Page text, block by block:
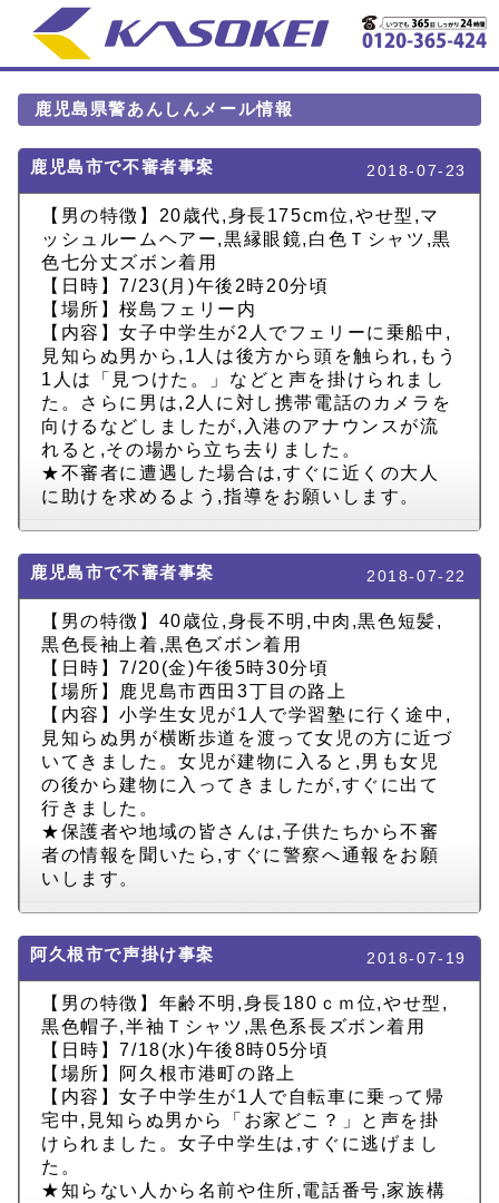
鹿児島県警あんしんメール情報
鹿児島市で不審者事案 2018-07-23
【男の特徴】20歳代,身長175cm位,やせ型,マ
ッシュルームヘアー,黒縁眼鏡,白色Ｔシャツ,黒
色七分丈ズボン着用
【日時】7/23(月)午後2時20分頃
【場所】桜島フェリー内
【内容】女子中学生が2人でフェリーに乗船中,
見知らぬ男から,1人は後方から頭を触られ,もう
1人は「見つけた。」などと声を掛けられまし
た。さらに男は,2人に対し携帯電話のカメラを
向けるなどしましたが,入港のアナウンスが流
れると,その場から立ち去りました。
★不審者に遭遇した場合は,すぐに近くの大人
に助けを求めるよう,指導をお願いします。
鹿児島市で不審者事案 2018-07-22
【男の特徴】40歳位,身長不明,中肉,黒色短髪,
黒色長袖上着,黒色ズボン着用
【日時】7/20(金)午後5時30分頃
【場所】鹿児島市西田3丁目の路上
【内容】小学生女児が1人で学習塾に行く途中,
見知らぬ男が横断歩道を渡って女児の方に近づ
いてきました。女児が建物に入ると,男も女児
の後から建物に入ってきましたが,すぐに出て
行きました。
★保護者や地域の皆さんは,子供たちから不審
者の情報を聞いたら,すぐに警察へ通報をお願
いします。
阿久根市で声掛け事案 2018-07-19
【男の特徴】年齢不明,身長180ｃｍ位,やせ型,
黒色帽子,半袖Ｔシャツ,黒色系長ズボン着用
【日時】7/18(水)午後8時05分頃
【場所】阿久根市港町の路上
【内容】女子中学生が1人で自転車に乗って帰
宅中,見知らぬ男から「お家どこ？」と声を掛
けられました。女子中学生は,すぐに逃げまし
た。
★知らない人から名前や住所,電話番号,家族構